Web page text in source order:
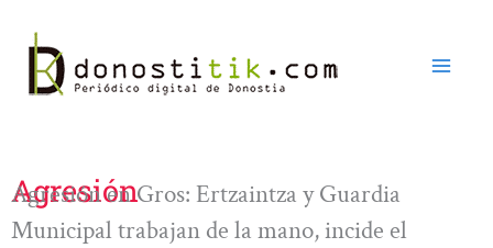
contenido
Agresión
Agresión en Gros: Ertzaintza y Guardia
Municipal trabajan de la mano, incide el